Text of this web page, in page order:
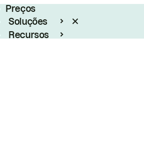
Preços
Soluções
Recursos